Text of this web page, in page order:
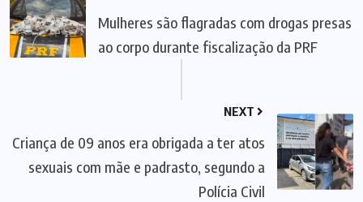
Mulheres são flagradas com drogas presas
ao corpo durante fiscalização da PRF
NEXT
Criança de 09 anos era obrigada a ter atos
sexuais com mãe e padrasto, segundo a
Polícia Civil